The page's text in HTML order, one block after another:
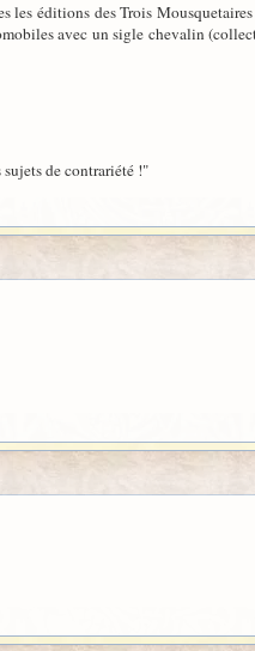
éditions des Trois
avec un sigle chevalin
de contrariété !"